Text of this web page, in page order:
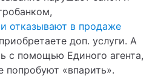
отказывают в продаже
доп. услуги. А
с помощью Единого агента,
попробуют «впарить».